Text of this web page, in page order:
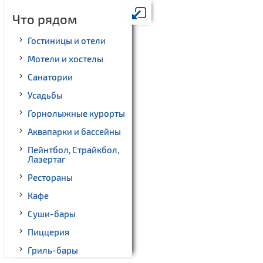
Что рядом
Гостиницы и отели
Мотели и хостелы
Санатории
Усадьбы
Горнолыжные курорты
Аквапарки и бассейны
Пейнтбол, Страйкбол,
Лазертаг
Рестораны
Кафе
Суши-бары
Пиццерия
Гриль-бары